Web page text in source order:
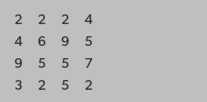
2
4
9
3
2
6
5
2
2
9
5
5
4
5
7
2